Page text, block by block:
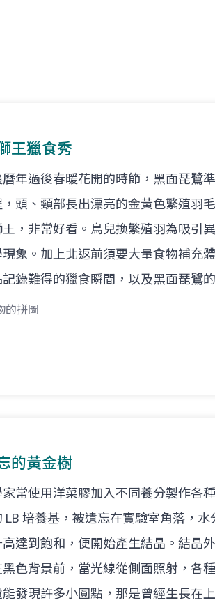
王獵食秀
年過後春暖花開的時節，黑面琵鷺
，頭、頸部長出漂亮的金黃色繁殖羽
，非常好看。鳥兒換繁殖羽為吸引
象。加上北返前須要大量食物補充
錄難得的獵食瞬間，以及黑面琵鷺
的拼圖
的黃金樹
家常使用洋菜膠加入不同養分製作各
LB 培養基，被遺忘在實驗室角落，
達到飽和，便開始產生結晶。結晶
黑色背景前，當光線從側面照射，各
發現許多小圓點，那是曾經生長在